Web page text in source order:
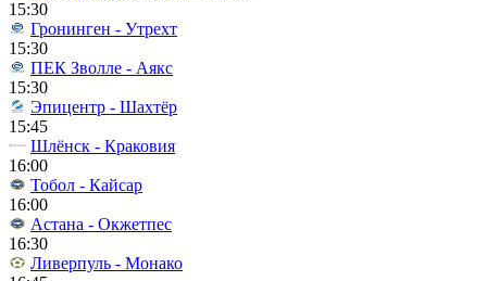
15:30
Гронинген - Утрехт
15:30
ПЕК Зволле - Аякс
15:30
Эпицентр - Шахтёр
15:45
Шлёнск - Краковия
16:00
Тобол - Кайсар
16:00
Астана - Окжетпес
16:30
Ливерпуль - Монако